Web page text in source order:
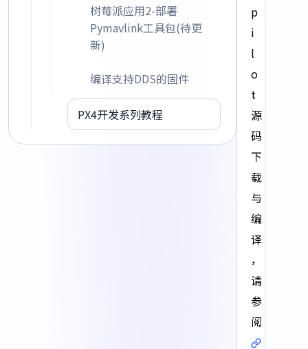
树莓派应用2-部署
Pymavlink工具包(待更
新)
编译支持DDS的固件
PX4开发系列教程
p
i
l
o
t
源
码
下
载
与
编
译
，
请
参
阅